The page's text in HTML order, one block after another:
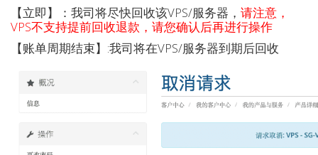
【立即】：我司将尽快回收该VPS/服务器， 请注意，
VPS不支持提前回收退款，请您确认后再进行操作
【账单周期结束】:我司将在VPS/服务器到期后回收